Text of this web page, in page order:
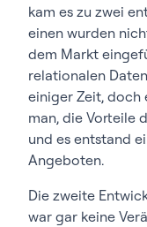
kam es zu zwei
einen wurden
dem Markt
relationalen
einiger Zeit, doch
man, die Vorteile
und es entstand
Angeboten.
Die zweite
war gar keine